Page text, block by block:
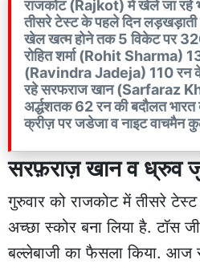
राजकोट (Rajkot) में खेले जा रहे
तीसरे टेस्ट के पहले दिन
खेल खत्म होने तक 5 विकेट पर
रोहित शर्मा (Rohit Sharma)
(Ravindra Jadeja) 110 रन
रहे सरफराज खान (Sarfaraz
अर्द्धशतक 62 रन की बदौलत
क्रीज़ पर जडेजा व नाइट वाचमैन
सरफ़राज़ खान व ध्रुव
गुरुवार को राजकोट में तीसरे
अच्छा स्कोर बना लिया है. टॉस
बल्लेबाजी का फैसला किया. आज